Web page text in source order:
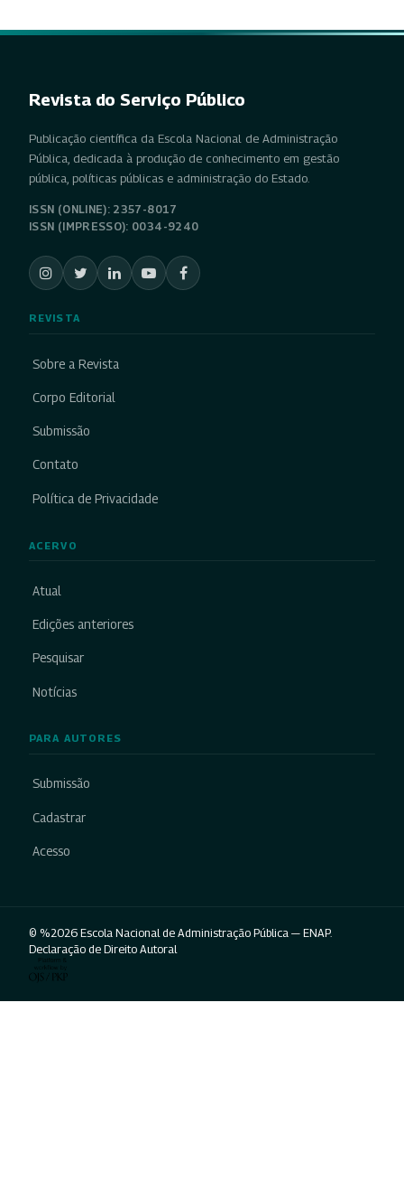
Revista do Serviço Público
Publicação científica da Escola Nacional de Administração
Pública, dedicada à produção de conhecimento em gestão
pública, políticas públicas e administração do Estado.
ISSN (ONLINE): 2357-8017
ISSN (IMPRESSO): 0034-9240
REVISTA
Sobre a Revista
Corpo Editorial
Submissão
Contato
Política de Privacidade
ACERVO
Atual
Edições anteriores
Pesquisar
Notícias
PARA AUTORES
Submissão
Cadastrar
Acesso
© %2026 Escola Nacional de Administração Pública — ENAP.
Declaração de Direito Autoral